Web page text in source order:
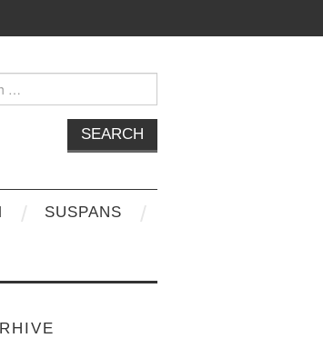
SUSPANS